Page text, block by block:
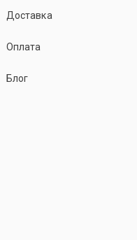
Доставка
Оплата
Блог